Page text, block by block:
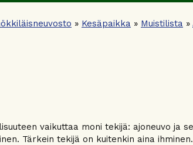
» Kesäpaikka » Muistilista »
vaikuttaa moni tekijä: ajoneuvo ja
Tärkein tekijä on kuitenkin aina